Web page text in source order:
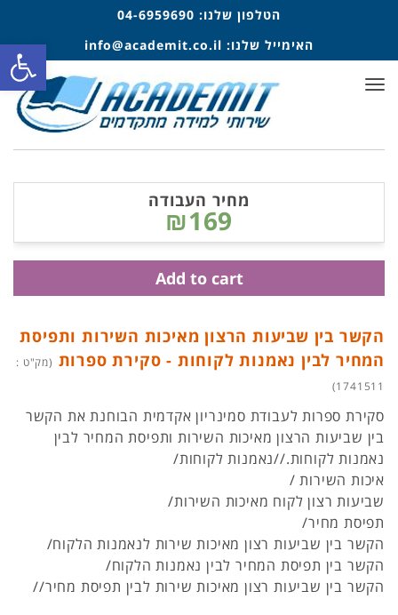
פתח
הטלפון שלנו: 04-6959690
האימייל שלנו: info@academit.co.il
תפריט
הקשר בין שביעות הרצון מאיכות השירות ותפיסת
המחיר לבין נאמנות לקוחות - סקירת ספרות (מק"ט :
1741511)
סקירת ספרות לעבודת סמינריון אקדמית הבוחנת את הקשר
בין שביעות הרצון מאיכות השירות ותפיסת המחיר לבין
נאמנות לקוחות.//נאמנות לקוחות/
איכות השירות /
שביעות רצון לקוח מאיכות השירות/
תפיסת מחיר/
הקשר בין שביעות רצון מאיכות שירות לנאמנות הלקוח/
הקשר בין תפיסת המחיר לבין נאמנות הלקוח/
הקשר בין שביעות רצון מאיכות שירות לבין תפיסת מחיר//
מחיר העבודה
₪169
Add to cart